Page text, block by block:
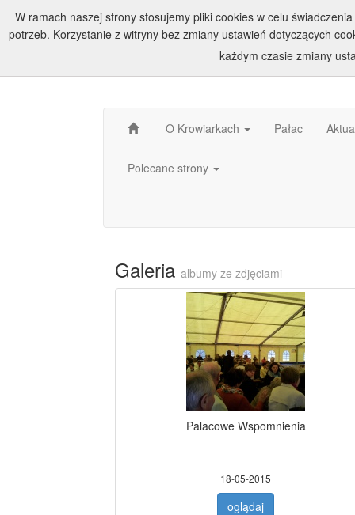
O Krowiarkach Pałac
Polecane strony
Galeria albumy ze zdjęciami
Palacowe Wspomnienia
18-05-2015
oglądaj
W ramach naszej strony stosujemy pliki cookies w celu
potrzeb. Korzystanie z witryny bez zmiany ustawień dotyczących
każdym czasie zmiany